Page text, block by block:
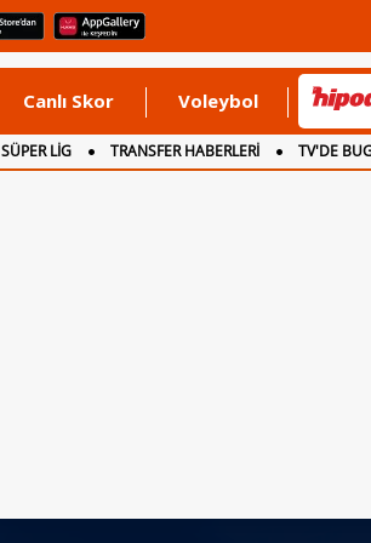
Canlı Skor Voleybol
SÜPER LİG TRANSFER HABERLERİ TV'DE